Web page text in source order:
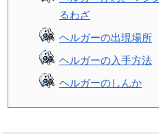
るわざ
ヘルガーの出現場所
ヘルガーの入手方法
ヘルガーのしんか